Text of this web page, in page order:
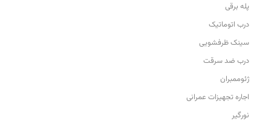
پله برقی
درب اتوماتیک
سینک ظرفشویی
درب ضد سرقت
ژئوممبران
اجاره تجهیزات عمرانی
نورگیر